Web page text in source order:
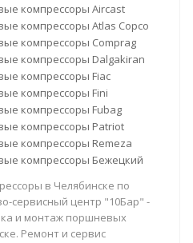
компрессоры Aircast
компрессоры Atlas Copco
компрессоры Comprag
компрессоры Dalgakiran
компрессоры Fiac
компрессоры Fini
компрессоры Fubag
компрессоры Patriot
компрессоры Remeza
компрессоры Бежецкий
в Челябинске по
сервисный центр "10Бар" -
и монтаж поршневых
Ремонт и сервис